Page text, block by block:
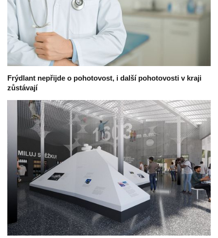
Frýdlant nepřijde o pohotovost, i další pohotovosti v kraji
zůstávají